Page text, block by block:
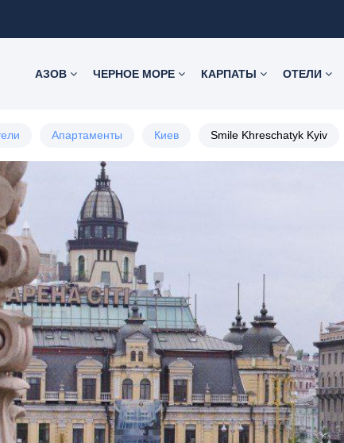
АЗОВ ЧЕРНОЕ МОРЕ КАРПАТЫ ОТЕЛИ
Апартаменты Киев Smile Khreschatyk Kyiv